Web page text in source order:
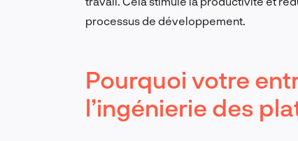
processus de développement.
Pourquoi votre
l’ingénierie des